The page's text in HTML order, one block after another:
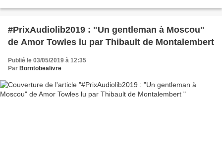
#PrixAudiolib2019 : "Un gentleman à Moscou"
de Amor Towles lu par Thibault de Montalembert
Publié le 03/05/2019 à 12:35
Par Borntobealivre